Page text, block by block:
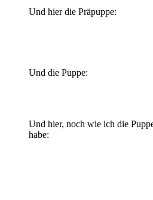
Und hier die Präpuppe:
Und die Puppe:
Und hier, noch wie ich die
habe: